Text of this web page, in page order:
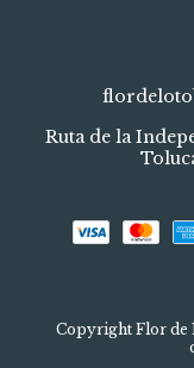
Ruta de la
Copyright Flor de